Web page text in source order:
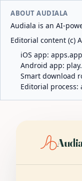
ABOUT AUDIALA
Audiala is an AI-
Editorial content (c)
iOS app:
Android app:
Smart download
Editorial process: